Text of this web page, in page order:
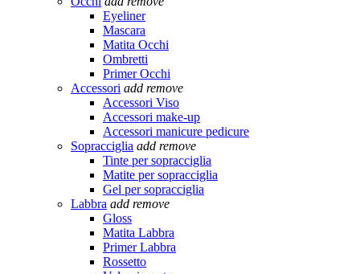
Eyeliner
Mascara
Matita Occhi
Ombretti
Primer Occhi
Accessori add remove
Accessori Viso
Accessori make-up
Accessori manicure pedicure
Sopracciglia add remove
Tinte per sopracciglia
Matite per sopracciglia
Gel per sopracciglia
Labbra add remove
Gloss
Matita Labbra
Primer Labbra
Rossetto